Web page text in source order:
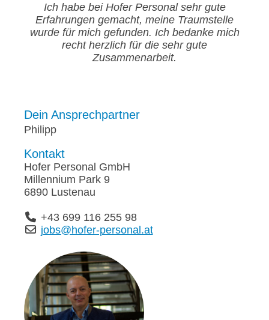
Ich habe bei Hofer Personal sehr gute
Erfahrungen gemacht, meine Traumstelle
wurde für mich gefunden. Ich bedanke mich
recht herzlich für die sehr gute
Zusammenarbeit.
Dein Ansprechpartner
Philipp
Kontakt
Hofer Personal GmbH
Millennium Park 9
6890 Lustenau
+43 699 116 255 98
jobs@hofer-personal.at